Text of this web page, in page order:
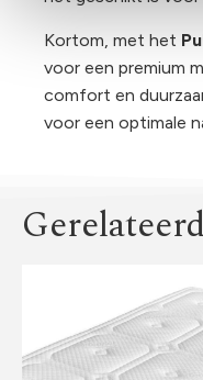
Kortom, met het
voor een premium
comfort en
voor een optimale